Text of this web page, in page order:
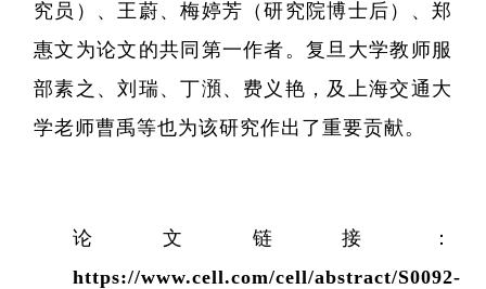
究员）、王蔚、梅婷芳（研究院博士后）、郑
惠文为论文的共同第一作者。复旦大学教师服
部素之、刘瑞、丁澦、费义艳，及上海交通大
学老师曹禹等也为该研究作出了重要贡献。
论文链接：
https://www.cell.com/cell/abstract/S0092-